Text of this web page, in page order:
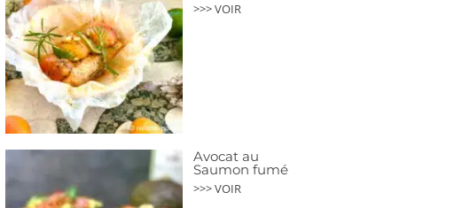
>>> VOIR
Avocat au
Saumon fumé
>>> VOIR